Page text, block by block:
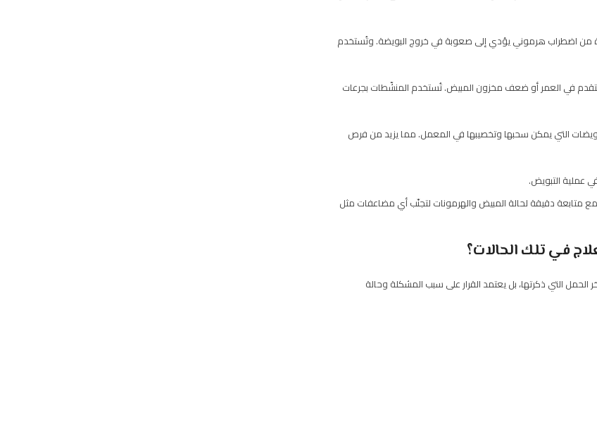
من اضطراب هرموني يؤدي إلى صعوبة في خروج البويضة. وتُستخدم
في العمر أو ضعف مخزون المبيض. تُستخدم المنشّطات بجرعات
التي يمكن سحبها وتخصيبها في المعمل. مما يزيد من فرص
عملية التبويض.
دقيقة لحالة المبيض والهرمونات لتجنّب أي مضاعفات مثل
في تلك الحالات؟
التي ذكرتها، بل يعتمد القرار على سبب المشكلة وحالة